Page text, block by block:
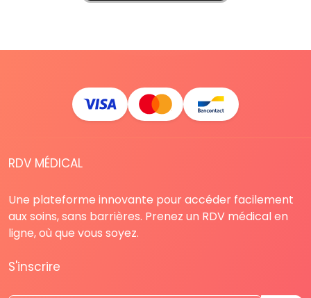
RDV MÉDICAL
Une plateforme innovante pour accéder facilement
aux soins, sans barrières. Prenez un RDV médical en
ligne, où que vous soyez.
S'inscrire